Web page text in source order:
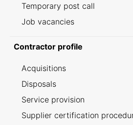
Temporary post call
Job vacancies
Contractor profile
Acquisitions
Disposals
Service provision
Supplier certification